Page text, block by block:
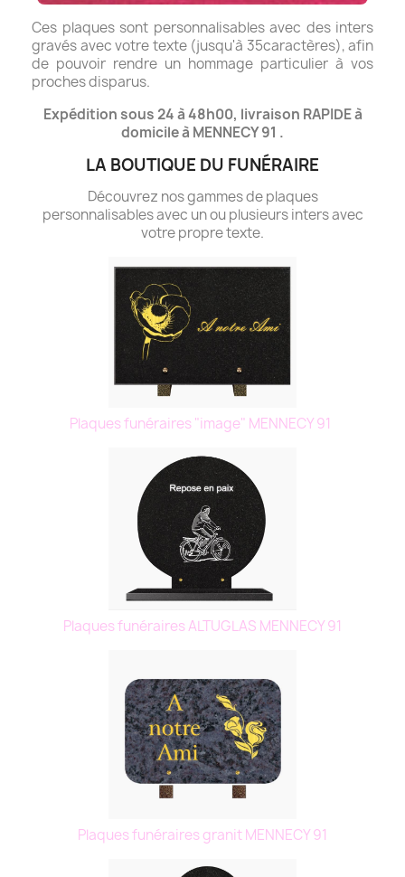
Ces plaques sont personnalisables avec des inters
gravés avec votre texte (jusqu'à 35caractères), afin
de pouvoir rendre un hommage particulier à vos
proches disparus.
Expédition sous 24 à 48h00, livraison RAPIDE à
domicile à MENNECY 91 .
LA BOUTIQUE DU FUNÉRAIRE
Découvrez nos gammes de plaques
personnalisables avec un ou plusieurs inters avec
votre propre texte.
Plaques funéraires "image" MENNECY 91
Plaques funéraires ALTUGLAS MENNECY 91
Plaques funéraires granit MENNECY 91